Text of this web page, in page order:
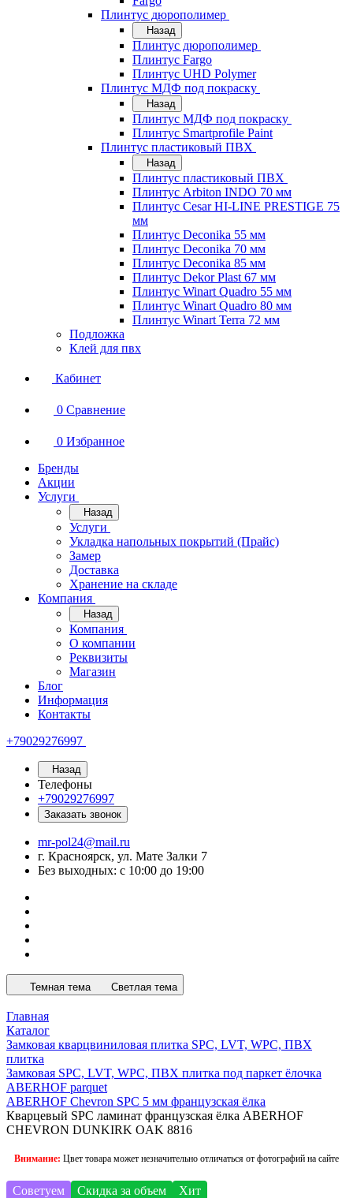
Плинтус дюрополимер
Назад
Плинтус дюрополимер
Плинтус Fargo
Плинтус UHD Polymer
Плинтус МДФ под покраску
Назад
Плинтус МДФ под покраску
Плинтус Smartprofile Paint
Плинтус пластиковый ПВХ
Назад
Плинтус пластиковый ПВХ
Плинтус Arbiton INDO 70 мм
Плинтус Cesar HI-LINE PRESTIGE 75
мм
Плинтус Deconika 55 мм
Плинтус Deconika 70 мм
Плинтус Deconika 85 мм
Плинтус Dekor Plast 67 мм
Плинтус Winart Quadro 55 мм
Плинтус Winart Quadro 80 мм
Плинтус Winart Terra 72 мм
Подложка
Клей для пвх
Кабинет
0 Сравнение
0 Избранное
Бренды
Акции
Услуги
Назад
Услуги
Укладка напольных покрытий (Прайс)
Замер
Доставка
Хранение на складе
Компания
Назад
Компания
О компании
Реквизиты
Магазин
Блог
Информация
Контакты
+79029276997
Назад
Телефоны
+79029276997
Заказать звонок
mr-pol24@mail.ru
г. Красноярск, ул. Мате Залки 7
Без выходных: с 10:00 до 19:00
Темная тема Светлая тема
Главная
Каталог
Замковая кварцвиниловая плитка SPC, LVT, WPC, ПВХ
плитка
Замковая SPC, LVT, WPC, ПВХ плитка под паркет ёлочка
ABERHOF parquet
ABERHOF Chevron SPC 5 мм французская ёлка
Кварцевый SPC ламинат французская ёлка ABERHOF
CHEVRON DUNKIRK OAK 8816
Внимание: Цвет товара может незначительно отличаться от фотографий на сайте
Советуем Скидка за объем Хит